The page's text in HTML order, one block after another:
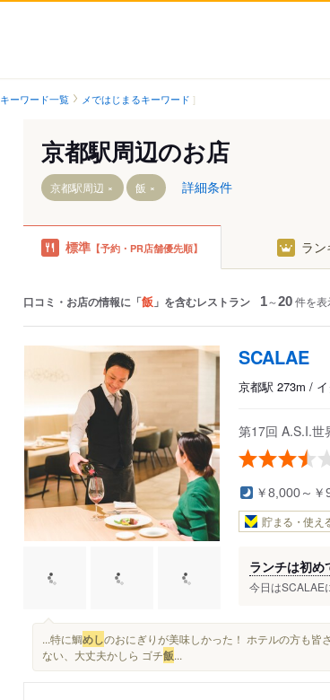
キーワード一覧 メではじまるキーワード
京都駅
京都駅周辺のお店
京都駅周辺 飯 詳細条件
標準 【予約・PR店舗優先順】 ラ
口コミ・お店の情報に「飯 」を含むレストラン 1～20件を表
SCALAE
京都駅 273m /
第17回 A.S.I.世
￥8,000～￥
貯まる・使え
ランチは初め
今日はSCALAE
...特に鯛めしのおにぎりが美味しかった！ ホテルの方も皆
ない、大丈夫かしら ゴチ飯...